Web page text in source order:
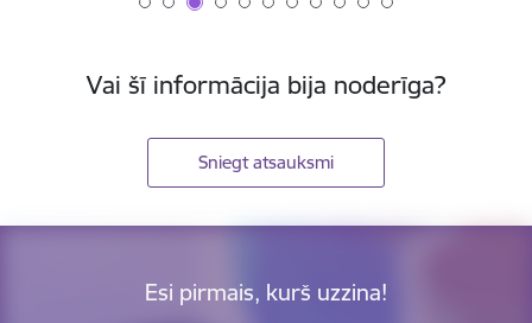
Vai šī informācija bija noderīga?
Sniegt atsauksmi
Esi pirmais, kurš uzzina!